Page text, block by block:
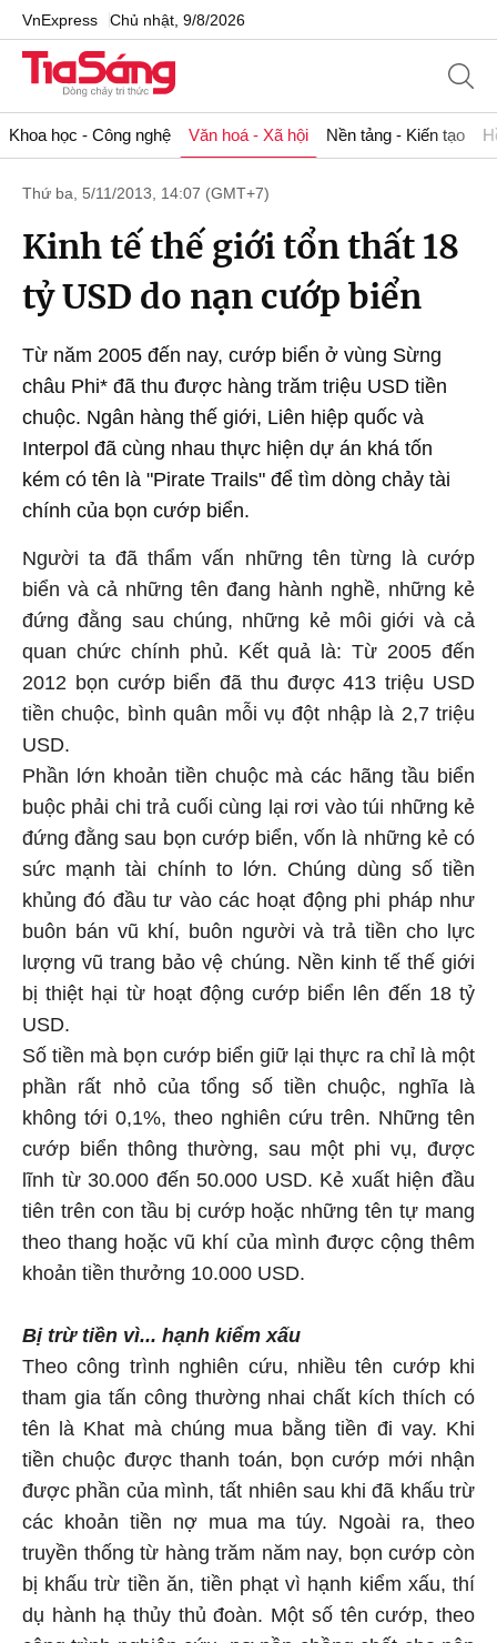
VnExpress Chủ nhật, 9/8/2026
Khoa học - Công nghệ Văn hoá - Xã hội Nền tảng - Kiến tạo
Thứ ba, 5/11/2013, 14:07 (GMT+7)
Kinh tế thế giới tổn thất 18
tỷ USD do nạn cướp biển
Từ năm 2005 đến nay, cướp biển ở vùng Sừng
châu Phi* đã thu được hàng trăm triệu USD tiền
chuộc. Ngân hàng thế giới, Liên hiệp quốc và
Interpol đã cùng nhau thực hiện dự án khá tốn
kém có tên là "Pirate Trails" để tìm dòng chảy tài
chính của bọn cướp biển.
Người ta đã thẩm vấn những tên từng là cướp
biển và cả những tên đang hành nghề, những kẻ
đứng đằng sau chúng, những kẻ môi giới và cả
quan chức chính phủ. Kết quả là: Từ 2005 đến
2012 bọn cướp biển đã thu được 413 triệu USD
tiền chuộc, bình quân mỗi vụ đột nhập là 2,7 triệu
USD.
Phần lớn khoản tiền chuộc mà các hãng tầu biển
buộc phải chi trả cuối cùng lại rơi vào túi những kẻ
đứng đằng sau bọn cướp biển, vốn là những kẻ có
sức mạnh tài chính to lớn. Chúng dùng số tiền
khủng đó đầu tư vào các hoạt động phi pháp như
buôn bán vũ khí, buôn người và trả tiền cho lực
lượng vũ trang bảo vệ chúng. Nền kinh tế thế giới
bị thiệt hại từ hoạt động cướp biển lên đến 18 tỷ
USD.
Số tiền mà bọn cướp biển giữ lại thực ra chỉ là một
phần rất nhỏ của tổng số tiền chuộc, nghĩa là
không tới 0,1%, theo nghiên cứu trên. Những tên
cướp biển thông thường, sau một phi vụ, được
lĩnh từ 30.000 đến 50.000 USD. Kẻ xuất hiện đầu
tiên trên con tầu bị cướp hoặc những tên tự mang
theo thang hoặc vũ khí của mình được cộng thêm
khoản tiền thưởng 10.000 USD.
Bị trừ tiền vì... hạnh kiểm xấu
Theo công trình nghiên cứu, nhiều tên cướp khi
tham gia tấn công thường nhai chất kích thích có
tên là Khat mà chúng mua bằng tiền đi vay. Khi
tiền chuộc được thanh toán, bọn cướp mới nhận
được phần của mình, tất nhiên sau khi đã khấu trừ
các khoản tiền nợ mua ma túy. Ngoài ra, theo
truyền thống từ hàng trăm năm nay, bọn cướp còn
bị khấu trừ tiền ăn, tiền phạt vì hạnh kiểm xấu, thí
dụ hành hạ thủy thủ đoàn. Một số tên cướp, theo